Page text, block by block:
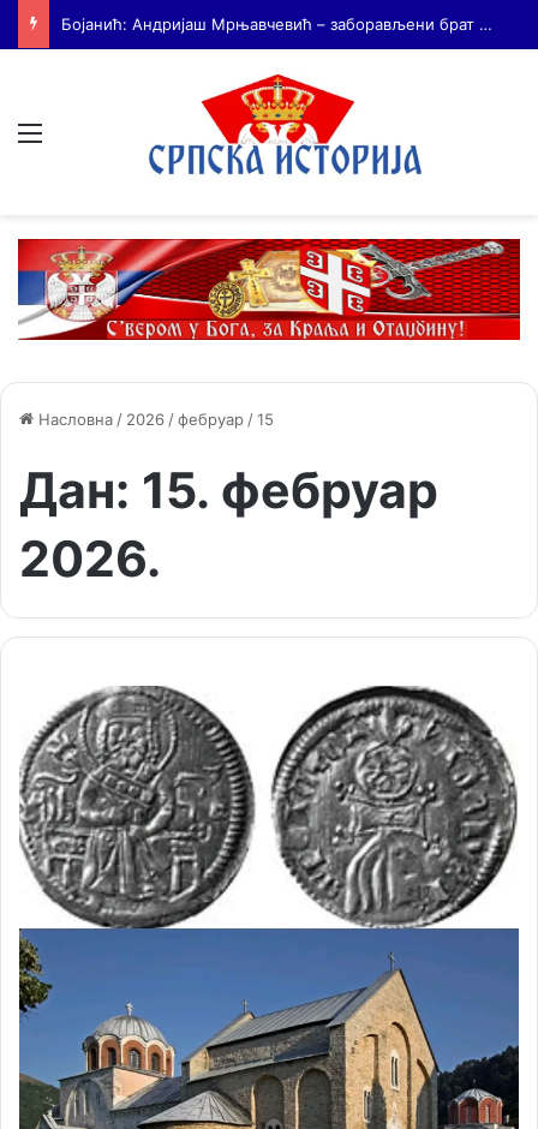
На Дражин дан у Лондону обележено 80. година од мучког убиства генерала Драгољуба Драже Михаиловића
Насловна / 2026 /фебруар /15
Дан: 15. фебруар
2026.